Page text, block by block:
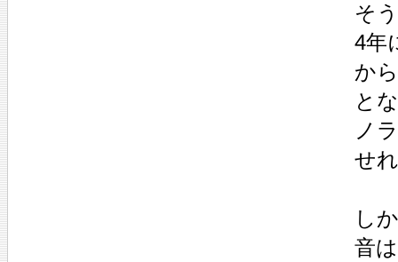
そ
4年
か
と
ノ
せ
し
音